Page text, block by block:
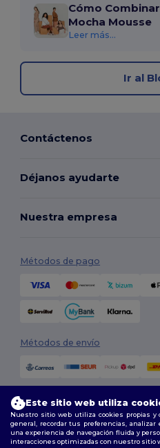
Cómo
Mocha Mousse
Leer más...
Ir al
Contáctenos
Déjanos ayudarte
Nuestra empresa
Métodos de pago
Métodos de envío
Síguenos
Este sitio web utiliza
Nuestro sitio web utiliza cookies propias y
general, recordar tus preferencias,
una experiencia de navegación fluida y
interacciones optimizadas con nuestro sitio